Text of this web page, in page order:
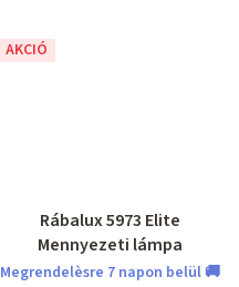
AKCIÓ
Rábalux 5973 Elite
Mennyezeti lámpa
Megrendelèsre 7 napon belül 🚚